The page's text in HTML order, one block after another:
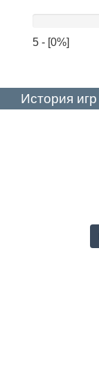
5 - [0%]
История игр